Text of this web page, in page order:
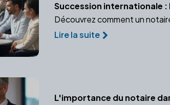
Succession internationale
Découvrez comment un
Lire la suite
L'importance du notaire